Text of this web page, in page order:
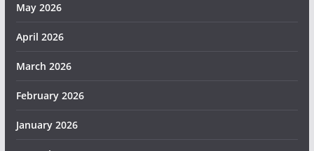
May 2026
April 2026
March 2026
February 2026
January 2026